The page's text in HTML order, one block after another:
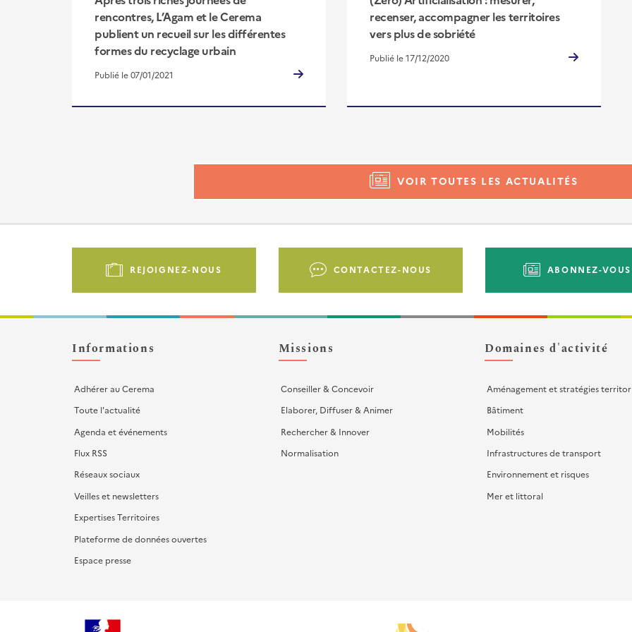
rencontres, L’Agam et le Cerema
publient un recueil sur les différentes
formes du recyclage urbain
Publié le 07/01/2021
recenser, accompagner les territoires
vers plus de sobriété
Publié le 17/12/2020
VOIR TOUTES LES ACTUALITÉS
Pied
Liens
d'actions
REJOIGNEZ-NOUS CONTACTEZ-NOUS ABONNEZ-VOUS
Informations
Adhérer au Cerema
Toute l'actualité
Agenda et événements
Flux RSS
Réseaux sociaux
Veilles et newsletters
Expertises Territoires
Plateforme de données ouvertes
Espace presse
Missions
Conseiller & Concevoir
Elaborer, Diffuser & Animer
Rechercher & Innover
Normalisation
Domaines d'activité
Aménagement et stratégies
Bâtiment
Mobilités
Infrastructures de transport
Environnement et risques
Mer et littoral